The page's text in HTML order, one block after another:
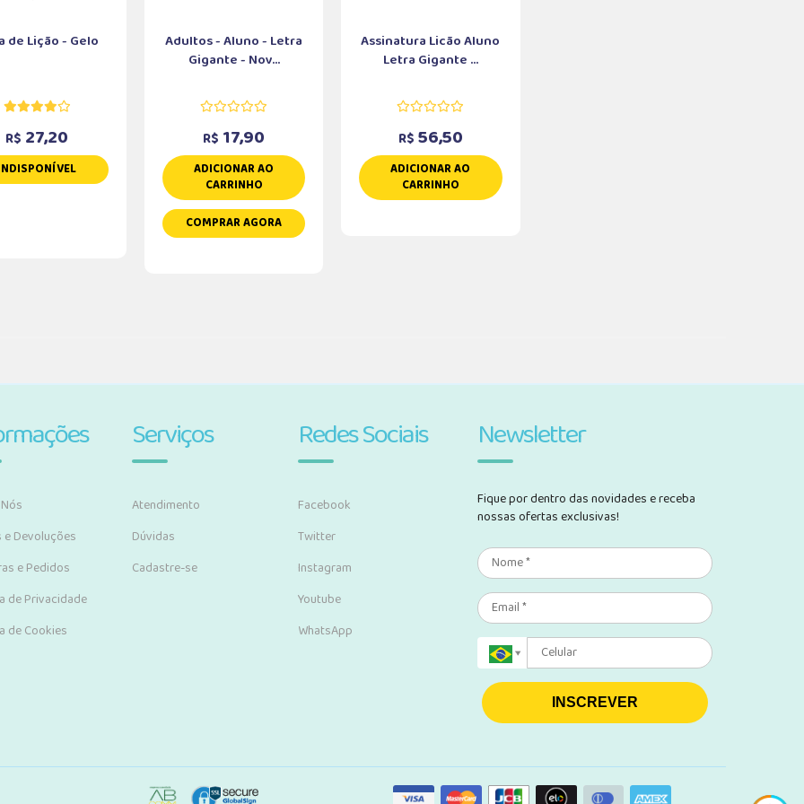
de Lição - Gelo
R$ 27,20
Adultos - Aluno - Letra
Gigante - Nov...
R$ 17,90
ADICIONAR AO
CARRINHO
COMPRAR AGORA
Assinatura Licão Aluno
Letra Gigante ...
R$ 56,50
ADICIONAR AO
CARRINHO
e Devoluções
e Pedidos
de Privacidade
de Cookies
Serviços
Atendimento
Dúvidas
Cadastre-se
Redes Sociais
Facebook
Twitter
Instagram
Youtube
WhatsApp
Newsletter
Fique por dentro das novidades e receba
nossas ofertas exclusivas!
INSCREVER